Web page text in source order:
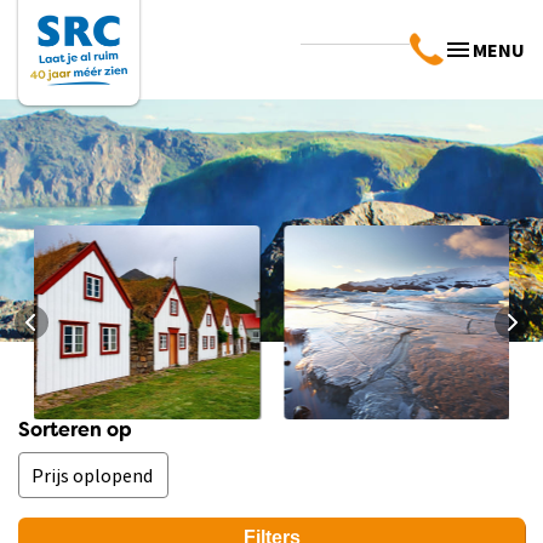
MENU
Landinfo IJsland
Bekijk info
Sorteren op
Filters